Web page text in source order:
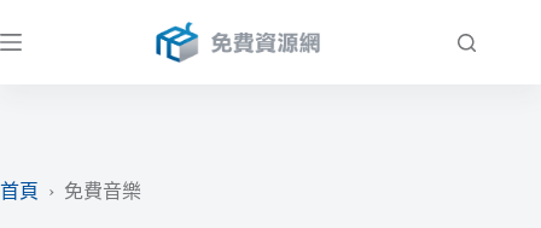
至
首頁
› 免費音樂